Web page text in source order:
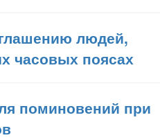
людей,
часовых поясах
поминовений при